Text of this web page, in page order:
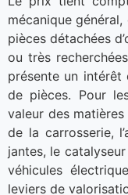
mécanique
pièces détachées
ou très
présente un
de pièces. Pour
valeur des
de la carrosserie,
jantes, le
véhicules
leviers de